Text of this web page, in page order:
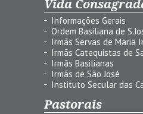
Vida
Informações Gerais
Ordem Basiliana de
Irmãs Servas de Maria
Irmãs Catequistas de
Irmãs Basilianas
Irmãs de São José
Instituto Secular das
Pastorais